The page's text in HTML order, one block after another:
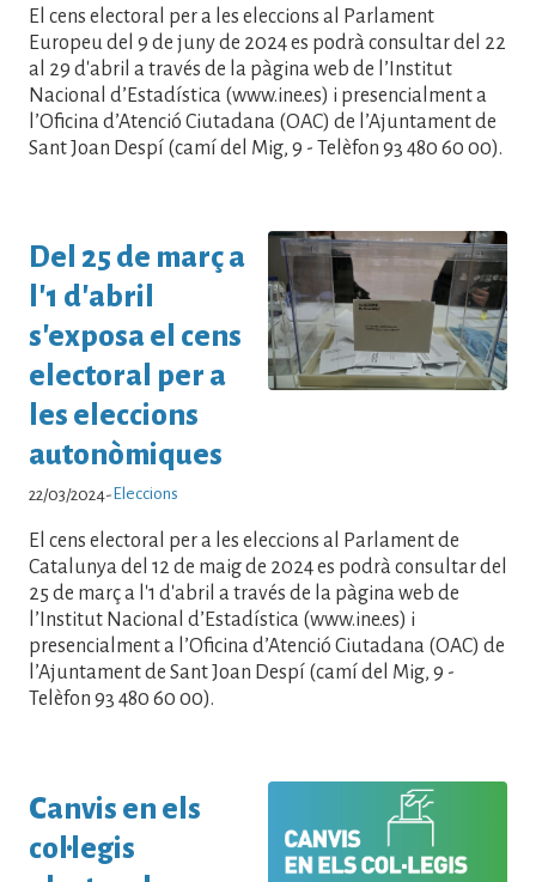
El cens electoral per a les eleccions al Parlament
Europeu del 9 de juny de 2024 es podrà consultar del 22
al 29 d'abril a través de la pàgina web de l’Institut
Nacional d’Estadística (www.ine.es) i presencialment a
l’Oficina d’Atenció Ciutadana (OAC) de l’Ajuntament de
Sant Joan Despí (camí del Mig, 9 - Telèfon 93 480 60 00).
Del 25 de març a
l'1 d'abril
s'exposa el cens
electoral per a
les eleccions
autonòmiques
22/03/2024- Eleccions
El cens electoral per a les eleccions al Parlament de
Catalunya del 12 de maig de 2024 es podrà consultar del
25 de març a l'1 d'abril a través de la pàgina web de
l’Institut Nacional d’Estadística (www.ine.es) i
presencialment a l’Oficina d’Atenció Ciutadana (OAC) de
l’Ajuntament de Sant Joan Despí (camí del Mig, 9 -
Telèfon 93 480 60 00).
Canvis en els
col·legis